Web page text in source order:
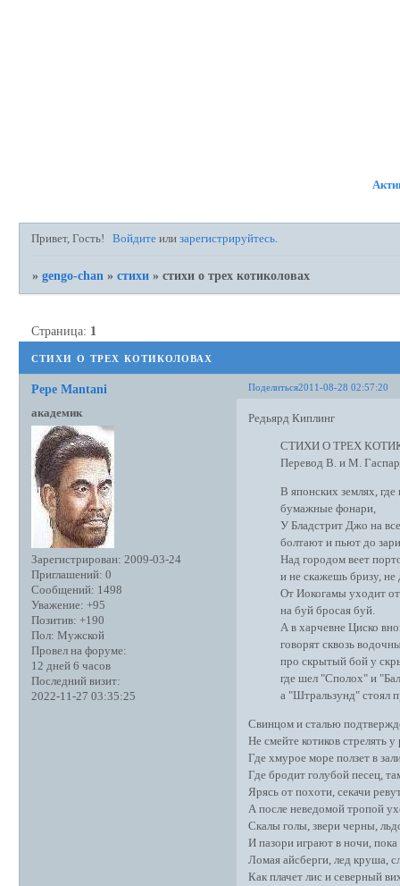
Привет, Гость! Войдите илизарегистрируйтесь.
»gengo-chan »стихи »стихи о трех котиколовах
стихи о трех котиколовах
Страница: 1
Поделиться2011-08-28 02:57:20
Pepe Mantani
академик
Зарегистрирован: 2009-03-24
Приглашений: 0
Сообщений: 1498
Уважение: +95
Позитив: +190
Пол: Мужской
Провел на форуме:
12 дней 6 часов
Последний визит:
2022-11-27 03:35:25
Редьярд Киплинг
СТИХИ О ТРЕХ
Перевод В. и М.
В японских землях, где
бумажные фонари,
У Бладстрит Джо на
болтают и пьют до
Над городом веет
и не скажешь бризу, не
От Иокогамы уходит
на буй бросая буй.
А в харчевне Циско
говорят сквозь
про скрытый бой у
где шел "Сполох" и
а "Штральзунд" стоял
Свинцом и сталью
Не смейте котиков стрелять
Где хмурое море ползет в
Где бродит голубой песец,
Ярясь от похоти, секачи
А после неведомой тропой
Скалы голы, звери черны,
И пазори играют в ночи,
Ломая айсберги, лед круша,
Как плачет лис и северный